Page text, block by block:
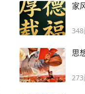
家
348
思
273